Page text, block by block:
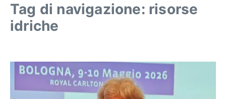
Tag di navigazione: risorse
idriche